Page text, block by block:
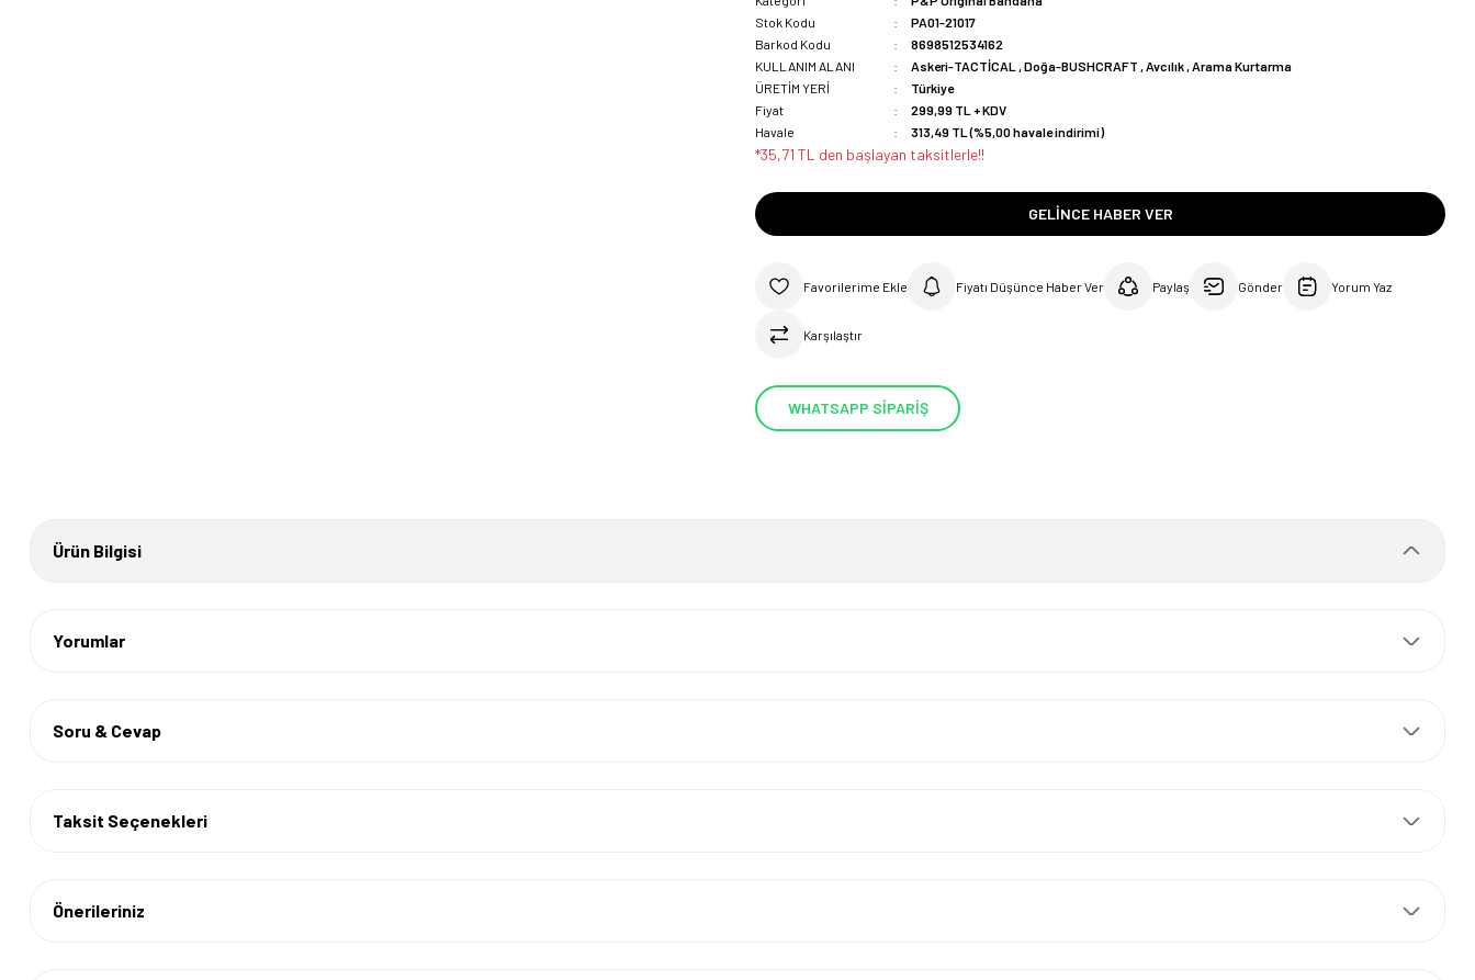
Stok Kodu
PA01-21017
Barkod Kodu
8698512534162
KULLANIM ALANI
Askeri-TACTİCAL ,Doğa-BUSHCRAFT ,Avcılık ,Arama Kurtarma
ÜRETİM YERİ
Türkiye
Fiyat
299,99 TL + KDV
Havale
313,49 TL (%5,00 havale indirimi)
*35,71 TL den başlayan taksitlerle!!
GELINCE HABER VER
Fiyatı Düşünce Haber Ver Paylaş Gönder Yorum Yaz
Karşılaştır
WHATSAPP SİPARİŞ
Ürün Bilgisi
Yorumlar
Soru & Cevap
Taksit Seçenekleri
Önerileriniz